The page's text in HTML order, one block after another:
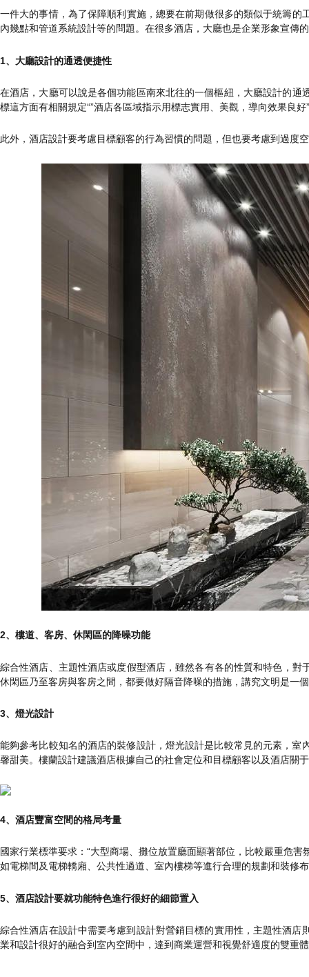
一件大的事情，為了保障順利實施，總要在前期做很多的類似于統籌
內幾點和管道系統設計等的問題。在很多酒店，大廳也是企業形象宣
1、大廳設計的通透便捷性
在酒店，大廳可以說是各個功能區南來北往的一個樞紐，大廳設計的通
標這方面有相關規定“”酒店各區域指示用標志實用、美觀，導向效果良好”可得3
此外，酒店設計要考慮目標顧客的行為習慣的問題，但也要考慮到過度空
2、樓道、客房、休閑區的降噪功能
綜合性酒店、主題性酒店或度假型酒店，雖然各有各的性質和特色
休閑區乃至客房與客房之間，都要做好隔音降噪的措施，講究文明是
3、燈光設計
能夠參考比較知名的酒店的裝修設計，燈光設計是比較常見的元素，室內
馨甜美。樓蘭設計建議酒店根據自己的社會定位和目標顧客以及酒店關
4、酒店豐富空間的格局考量
國家行業標準要求：“大型商場、攤位放置廳面顯著部位，比較嚴重危害
如電梯間及電梯轎廂、公共性過道、室內樓梯等進行合理的規劃和裝修布
5、酒店設計要就功能特色進行很好的細節置入
綜合性酒店在設計中需要考慮到設計對營銷目標的實用性，主題性酒店則
業和設計很好的融合到室內空間中，達到商業運營和視覺舒適度的雙重體